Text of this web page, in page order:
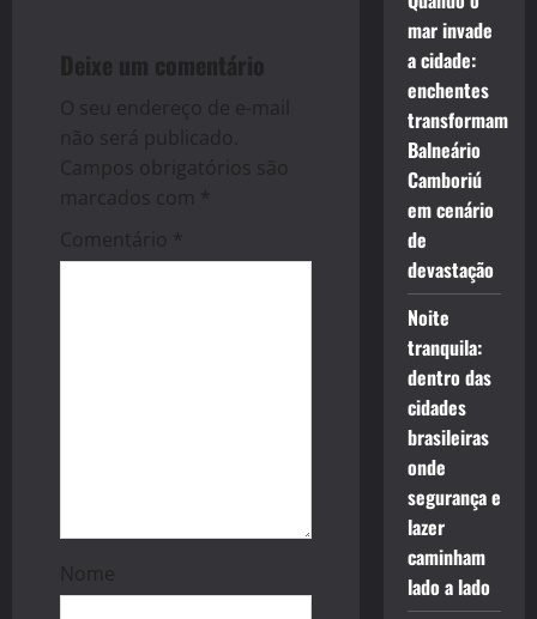
v
i
g
a
t
Deixe um comentário
O seu endereço de e-mail
não será publicado.
Campos obrigatórios são
marcados com *
Comentário *
Nome
mar invade
a cidade:
enchentes
transformam
Balneário
Camboriú
em cenário
de
devastação
Noite
tranquila:
dentro das
cidades
brasileiras
onde
segurança e
lazer
caminham
lado a lado